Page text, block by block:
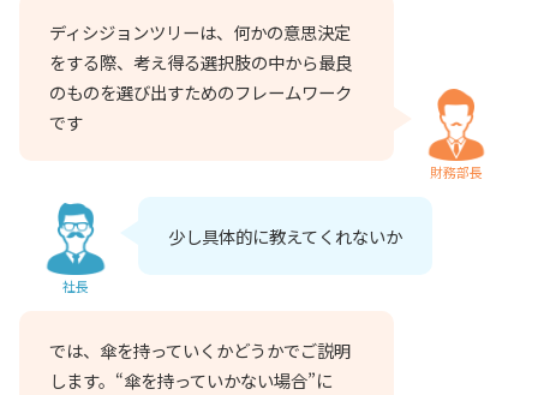
ディシジョンツリーは、何かの意思決定
をする際、考え得る選択肢の中から最良
のものを選び出すためのフレームワーク
です
財務部長
社長
少し具体的に教えてくれないか
では、傘を持っていくかどうかでご説明
します。“傘を持っていかない場合”に